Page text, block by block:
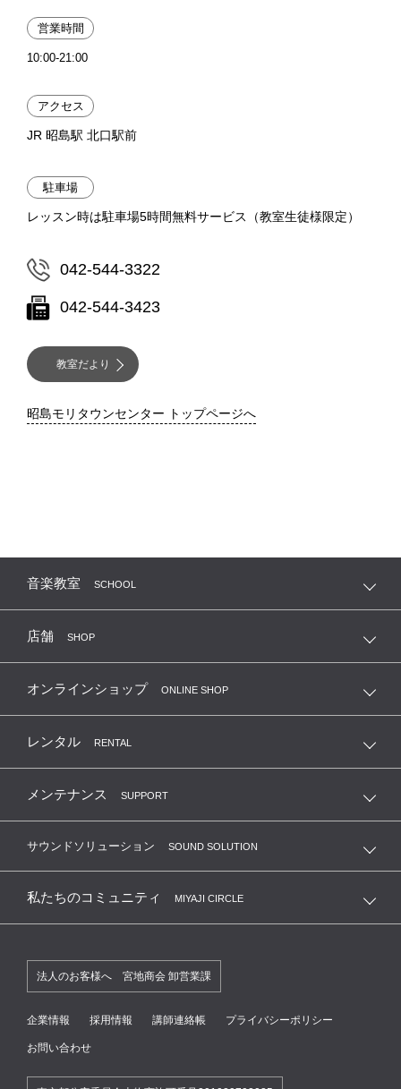
営業時間
10:00-21:00
アクセス
JR 昭島駅 北口駅前
駐車場
レッスン時は駐車場5時間無料サービス（教室生徒様限定）
042-544-3322
042-544-3423
教室だより
昭島モリタウンセンター トップページへ
音楽教室 SCHOOL
店舗 SHOP
オンラインショップ ONLINE SHOP
レンタル RENTAL
メンテナンス SUPPORT
サウンドソリューション SOUND SOLUTION
私たちのコミュニティ MIYAJI CIRCLE
法人のお客様へ 宮地商会 卸営業課
企業情報 採用情報 講師連絡帳 プライバシーポリシー
お問い合わせ